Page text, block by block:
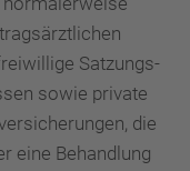
Satzungs-
sowie private
die
eine Behandlung